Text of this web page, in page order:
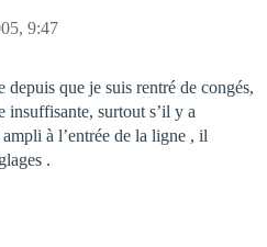
9:47
que je suis rentré de congés,
insuffisante, surtout s’il y a
à l’entrée de la ligne , il
.